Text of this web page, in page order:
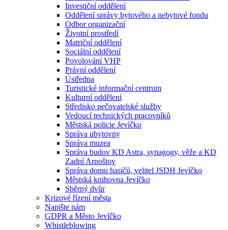
Investiční oddělení
Oddělení správy bytového a nebytové fondu
Odbor organizační
Životní prostředí
Matriční oddělení
Sociální oddělení
Povolování VHP
Právní oddělení
Ústředna
Turistické informační centrum
Kulturní oddělení
Středisko pečovatelské služby
Vedoucí technických pracovníků
Městská policie Jevíčko
Správa ubytovny
Správa muzea
Správa budov KD Astra, synagogy, věže a KD
Zadní Arnoštov
Správa domu hasičů, velitel JSDH Jevíčko
Městská knihovna Jevíčko
Sběrný dvůr
Krizové řízení města
Napište nám
GDPR a Město Jevíčko
Whistleblowing